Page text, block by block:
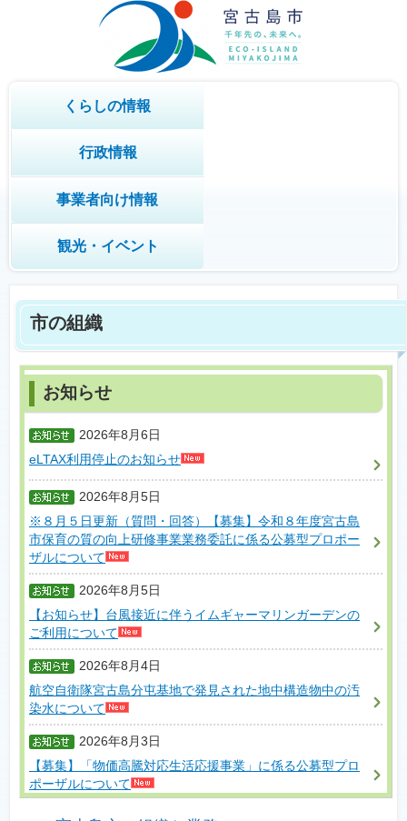
くらしの情報
行政情報
事業者向け情報
観光・イベント
市の組織
2026年8月6日
eLTAX利用停止のお知らせ
2026年8月5日
※８月５日更新（質問・回答）【募集】令和８年度宮古島
市保育の質の向上研修事業業務委託に係る公募型プロポー
ザルについて
2026年8月5日
【お知らせ】台風接近に伴うイムギャーマリンガーデンの
ご利用について
2026年8月4日
航空自衛隊宮古島分屯基地で発見された地中構造物中の汚
染水について
2026年8月3日
【募集】「物価高騰対応生活応援事業」に係る公募型プロ
ポーザルについて